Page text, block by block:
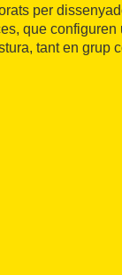
per
que configuren
tant en grup